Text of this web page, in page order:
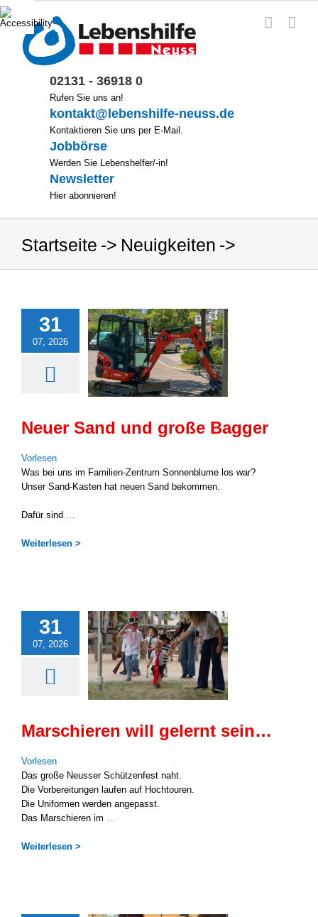
Zum
Inhalt
springen
02131 - 36918 0
Rufen Sie uns an!
kontakt@lebenshilfe-neuss.de
Kontaktieren Sie uns per E-Mail.
Jobbörse
Werden Sie Lebenshelfer/-in!
Newsletter
Hier abonnieren!
Startseite Neuigkeiten
31
07, 2026
Neuer Sand und große Bagger
Vor­le­sen
Was bei uns im Familien-Zentrum Son­nen­blu­me los war?
Unser Sand-Kasten hat neu­en Sand bekom­men.
Dafür sind …
Wei­ter­le­sen >
31
07, 2026
Marschieren will gelernt sein…
Vor­le­sen
Das gro­ße Neus­ser Schüt­zen­fest naht.
Die Vor­be­rei­tun­gen lau­fen auf Hoch­tou­ren.
Die Uni­for­men wer­den ange­passt.
Das Mar­schie­ren im
Wei­ter­le­sen >